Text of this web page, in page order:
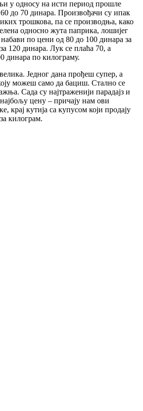
односу на исти период прошле
до 70 динара. Произвођачи су ипак
трошкова, па се производња, како
односно жута паприка, лошијег
по цени од 80 до 100 динара за
120 динара. Лук се плаћа 70, а
динара по килограму.
Једног дана прођеш супер, а
можеш само да бациш. Стално се
Сада су најтраженији парадајз и
цену – причају нам ови
крај кутија са купусом који продају
килограм.